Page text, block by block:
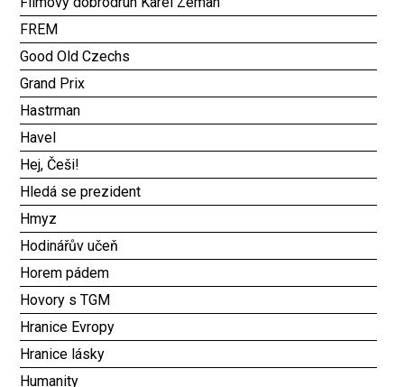
FREM
Good Old Czechs
Grand Prix
Hastrman
Havel
Hej, Češi!
Hledá se prezident
Hmyz
Hodinářův učeň
Horem pádem
Hovory s TGM
Hranice Evropy
Hranice lásky
Humanity